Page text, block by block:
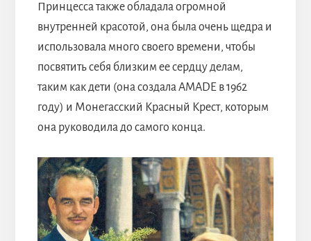
Принцесса также обладала огромной
внутренней красотой, она была очень щедра и
использовала много своего времени, чтобы
посвятить себя близким ее сердцу делам,
таким как дети (она создала AMADE в 1962
году) и Монегасский Красный Крест, которым
она руководила до самого конца.